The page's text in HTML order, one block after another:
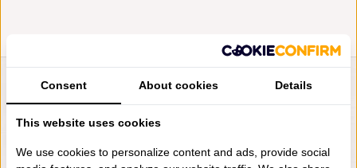
LIENSLINNENWINKEL.NL
VRAGEN? BEL DAN
Consent About cookies Details
This website uses cookies
We use cookies to personalize content and ads, provide social